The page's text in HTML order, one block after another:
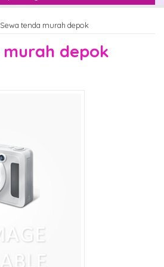
Sewa tenda murah depok
depok